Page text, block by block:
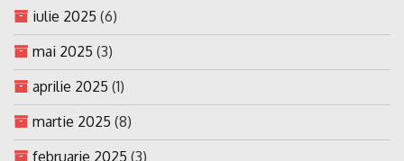
iulie 2025 (6)
mai 2025 (3)
aprilie 2025 (1)
martie 2025 (8)
februarie 2025 (3)